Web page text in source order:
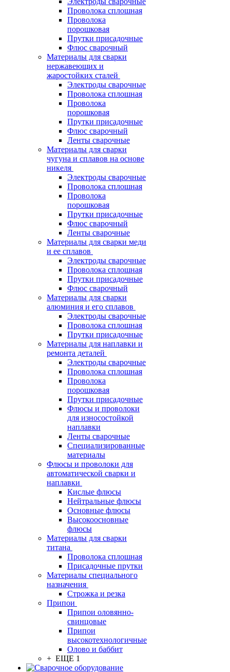
Проволока сплошная
Проволока
порошковая
Прутки присадочные
Флюс сварочный
Материалы для сварки
нержавеющих и
жаростойких сталей
Электроды сварочные
Проволока сплошная
Проволока
порошковая
Прутки присадочные
Флюс сварочный
Ленты сварочные
Материалы для сварки
чугуна и сплавов на основе
никеля
Электроды сварочные
Проволока сплошная
Проволока
порошковая
Прутки присадочные
Флюс сварочный
Ленты сварочные
Материалы для сварки меди
и ее сплавов
Электроды сварочные
Проволока сплошная
Прутки присадочные
Флюс сварочный
Материалы для сварки
алюминия и его сплавов
Электроды сварочные
Проволока сплошная
Прутки присадочные
Материалы для наплавки и
ремонта деталей
Электроды сварочные
Проволока сплошная
Проволока
порошковая
Прутки присадочные
Флюсы и проволоки
для износостойкой
наплавки
Ленты сварочные
Специализированные
материалы
Флюсы и проволоки для
автоматической сварки и
наплавки
Кислые флюсы
Нейтральные флюсы
Основные флюсы
Высокоосновные
флюсы
Материалы для сварки
титана
Проволока сплошная
Присадочные прутки
Материалы специального
назначения
Строжка и резка
Припои
Припои оловянно-
свинцовые
Припои
высокотехнологичные
Олово и баббит
+ ЕЩЕ 1